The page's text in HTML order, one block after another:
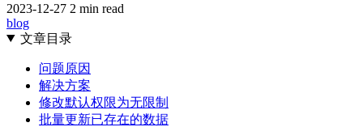
2023-12-27 2 min read
blog
文章目录
问题原因
解决方案
修改默认权限为无限制
批量更新已存在的数据